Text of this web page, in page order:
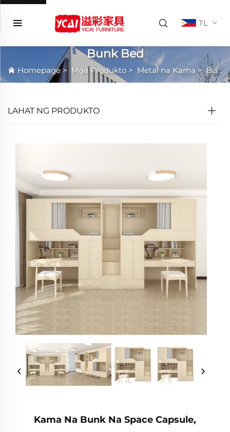
TL
Bunk Bed
Homepage> Mga Produkto > Metal na Kama>Bunk Bed
LAHAT NG PRODUKTO
Kama Na Bunk Na Space Capsule,